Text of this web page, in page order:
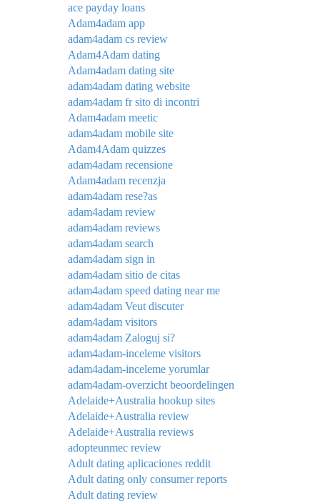
ace payday loans
Adam4adam app
adam4adam cs review
Adam4Adam dating
Adam4adam dating site
adam4adam dating website
adam4adam fr sito di incontri
Adam4adam meetic
adam4adam mobile site
Adam4Adam quizzes
adam4adam recensione
Adam4adam recenzja
adam4adam rese?as
adam4adam review
adam4adam reviews
adam4adam search
adam4adam sign in
adam4adam sitio de citas
adam4adam speed dating near me
adam4adam Veut discuter
adam4adam visitors
adam4adam Zaloguj si?
adam4adam-inceleme visitors
adam4adam-inceleme yorumlar
adam4adam-overzicht beoordelingen
Adelaide+Australia hookup sites
Adelaide+Australia review
Adelaide+Australia reviews
adopteunmec review
Adult dating aplicaciones reddit
Adult dating only consumer reports
Adult dating review